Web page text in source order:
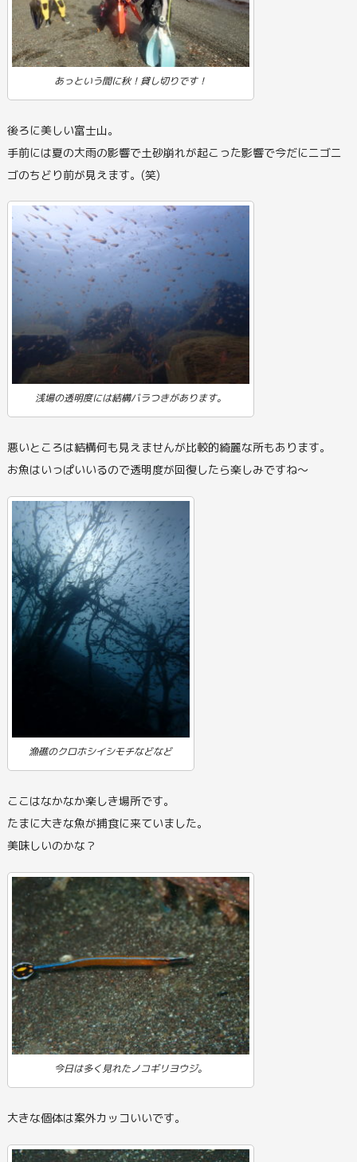
あっという間に秋！貸し切りです！
後ろに美しい富士山。
手前には夏の大雨の影響で土砂崩れが起こった影響で今だにニゴニ
ゴのちどり前が見えます。(笑)
浅場の透明度には結構バラつきがあります。
悪いところは結構何も見えませんが比較的綺麗な所もあります。
お魚はいっぱいいるので透明度が回復したら楽しみですね～
漁礁のクロホシイシモチなどなど
ここはなかなか楽しき場所です。
たまに大きな魚が捕食に来ていました。
美味しいのかな？
今日は多く見れたノコギリヨウジ。
大きな個体は案外カッコいいです。